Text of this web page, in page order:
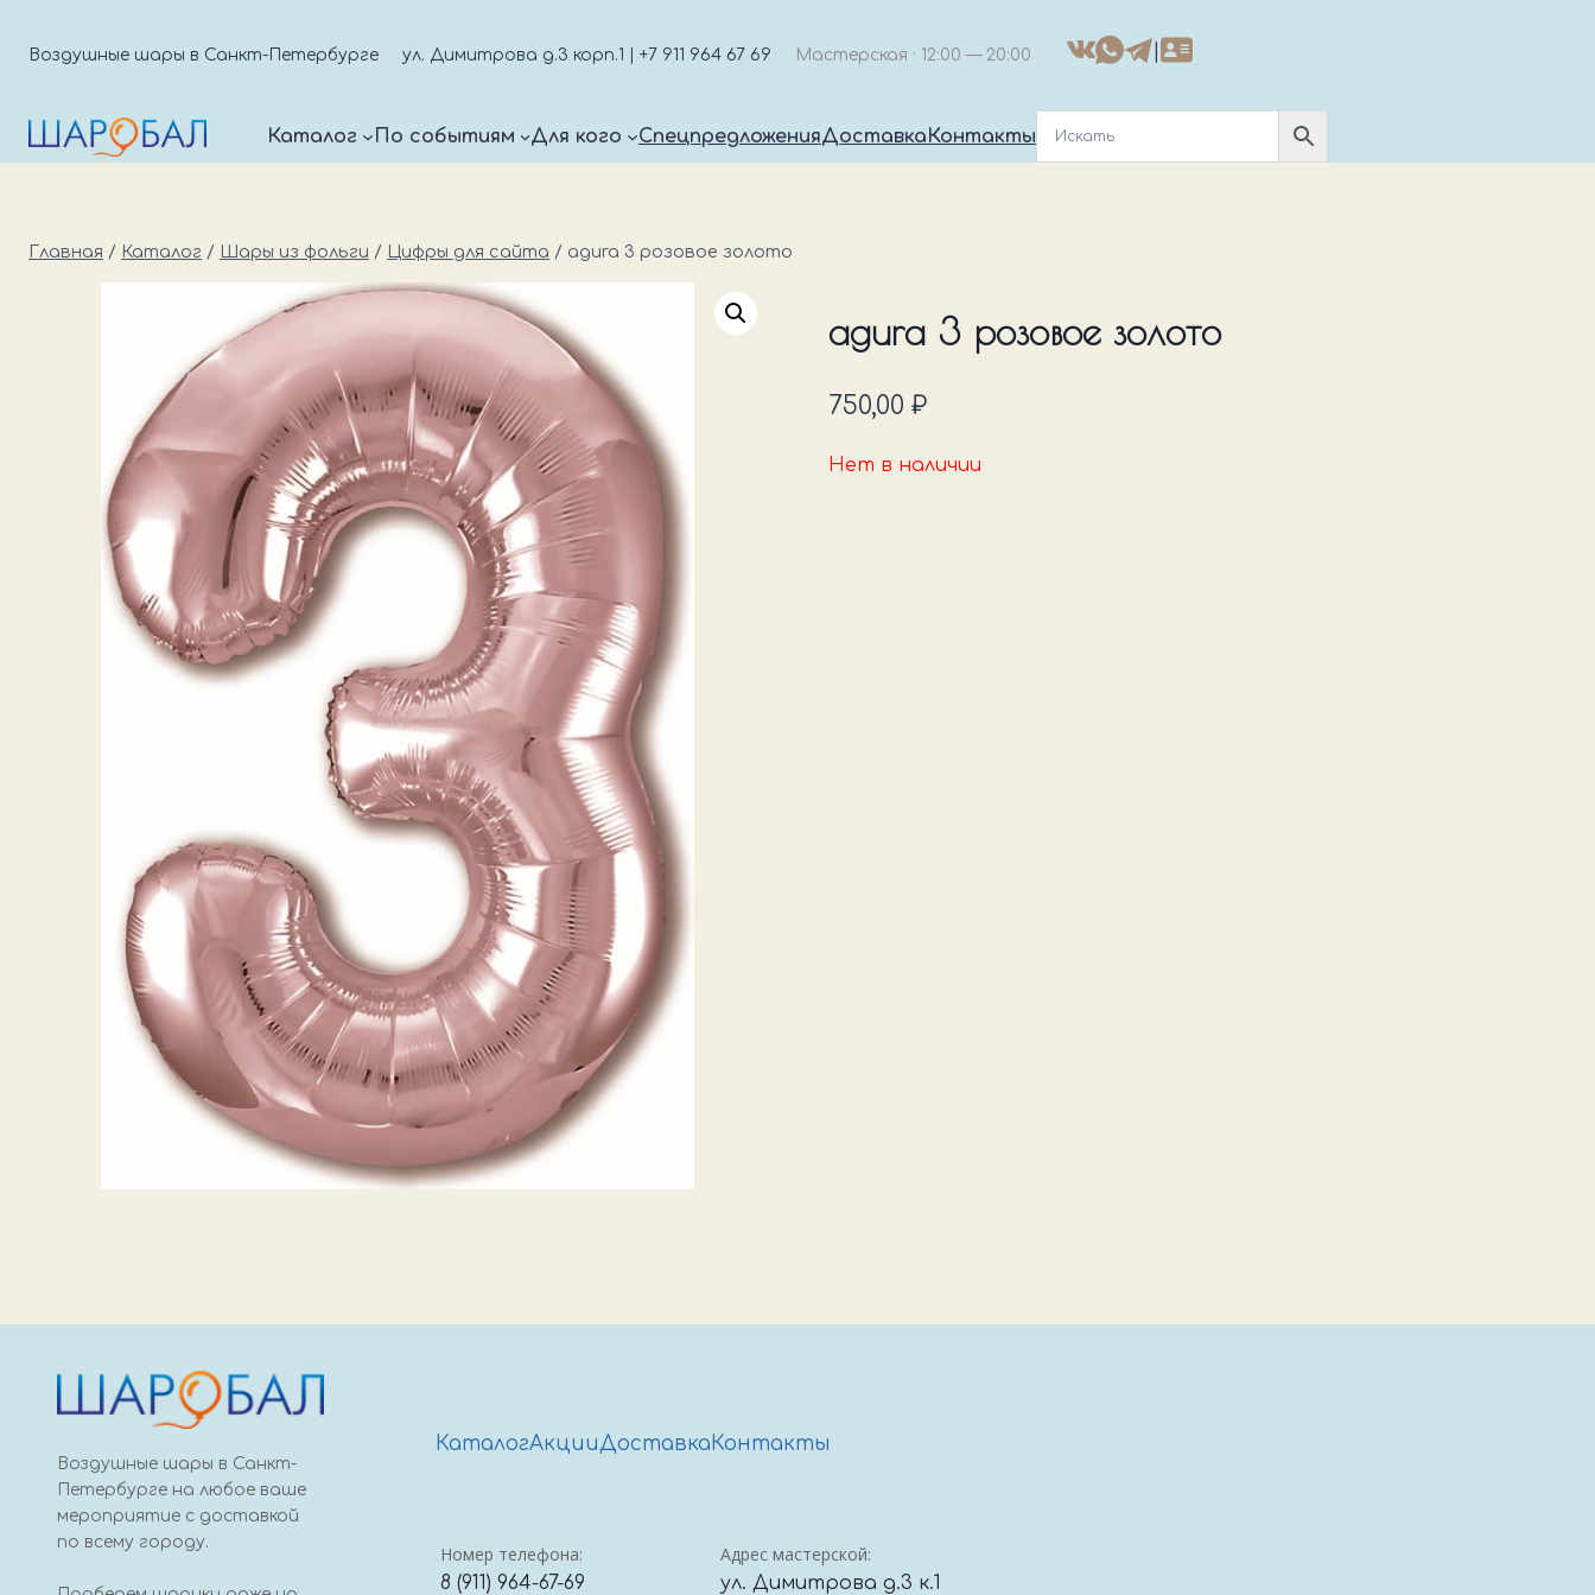
Воздушные шары в Санкт-Петербурге ул. Димитрова д.3 корп.1 | +7 911 964 67 69 Мастерская · 12:00 — 20:00
Каталог По событиям Для кого СпецпредложенияДоставка Контакты
Главная / Каталог / Шары из фольги / Цифры для сайта / agura 3 розовое золото
agura 3 розовое золото
750,00 ₽
Нет в наличии
Воздушные шары в Санкт-
Петербурге на любое ваше
мероприятие с доставкой
по всему городу.
КаталогАкцииДоставка Контакты
Номер телефона:
8 (911) 964-67-69
Адрес мастерской:
ул. Димитрова д.3 к.1